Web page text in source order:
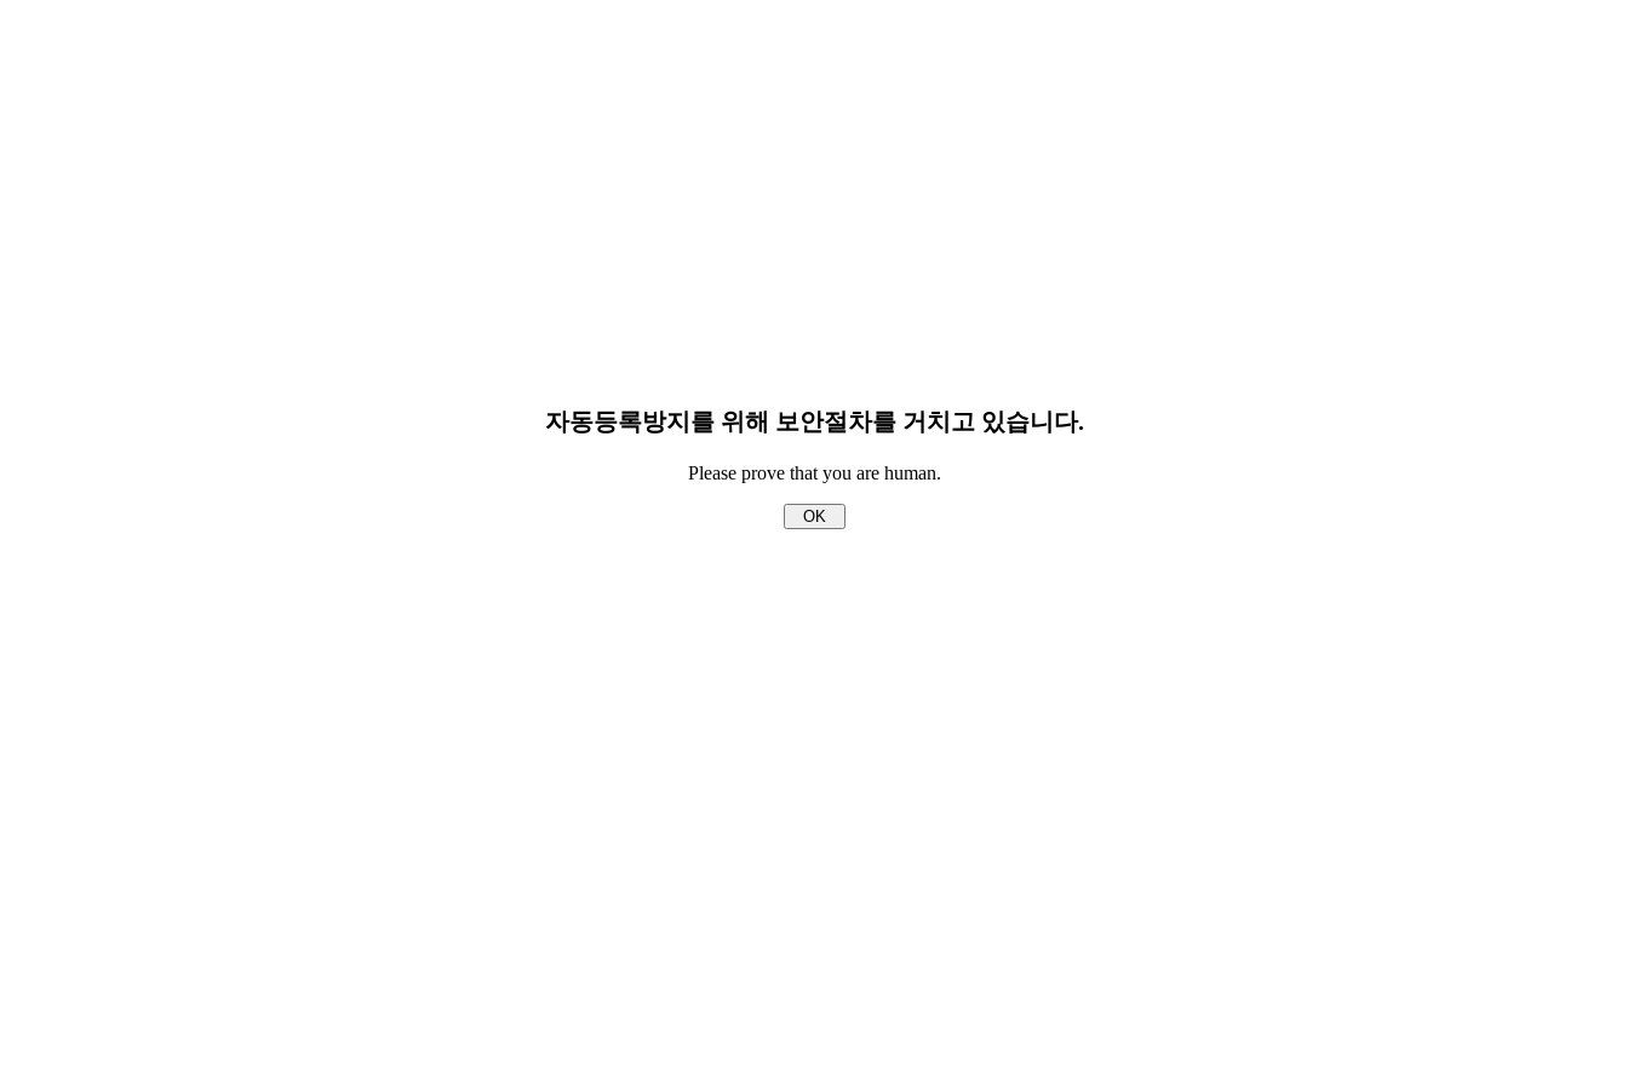
자동등록방지를 위해 보안절차를 거치고 있습니다.
Please prove that you are human.